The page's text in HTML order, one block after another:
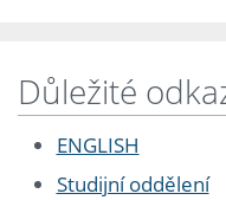
Důležité
ENGLISH
Studijní oddělení